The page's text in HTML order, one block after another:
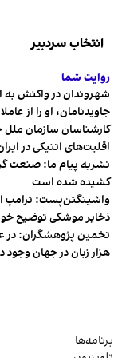
انتخاب سردبیر
روایت شما
شهروندان در واکنش به
جاویدنامان، او را از
کارشناسان سازمان
اقلیت‌های اتنیکی در
نشریه پیام ما: صنعت
کشیده شده است
واشینگتن‌پست: ترامپ
ذخایر موشکی توضیح
هزار زبان در جهان
برنامه‌ها